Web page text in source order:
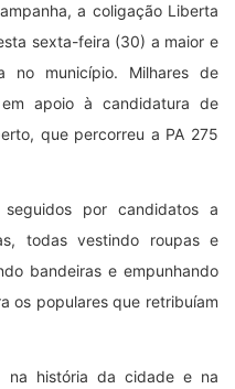
a coligação Liberta
sexta-feira (30) a maior e
no município. Milhares de
apoio à candidatura de
que percorreu a PA 275
por candidatos a
todas vestindo roupas e
bandeiras e empunhando
os populares que retribuíam
na história da cidade e na